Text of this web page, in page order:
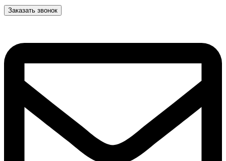
Заказать звонок